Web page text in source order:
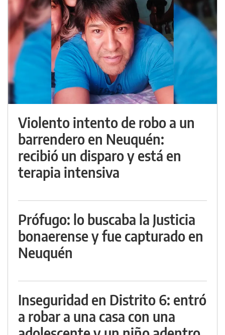
Violento intento de robo a un
barrendero en Neuquén:
recibió un disparo y está en
terapia intensiva
Prófugo: lo buscaba la Justicia
bonaerense y fue capturado en
Neuquén
Inseguridad en Distrito 6: entró
a robar a una casa con una